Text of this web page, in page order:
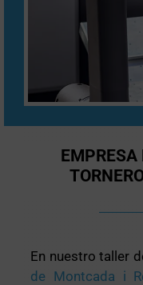
EMPRESA
En nuestro taller
de Montcada i